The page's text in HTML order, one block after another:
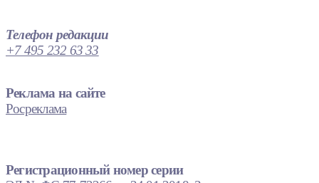
Телефон редакции
+7 495 232 63 33
Реклама на сайте
Росреклама
Регистрационный номер серии